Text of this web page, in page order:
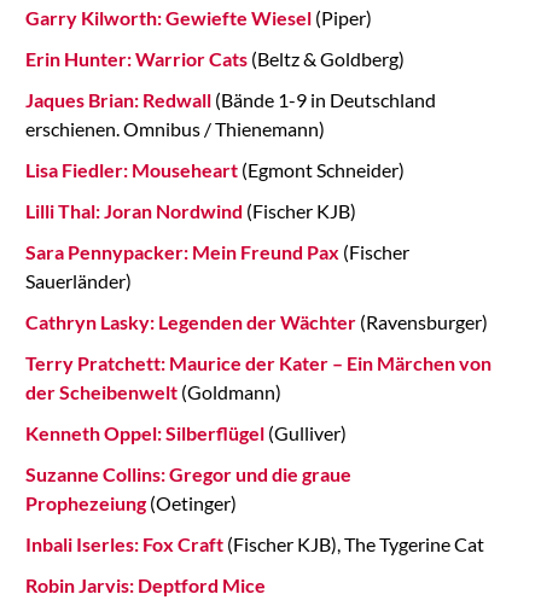
Garry Kilworth: Gewiefte Wiesel(Piper)
Erin Hunter: Warrior Cats(Beltz & Goldberg)
Jaques Brian: Redwall(Bände 1-9 in Deutschland
erschienen. Omnibus / Thienemann)
Lisa Fiedler: Mouseheart(Egmont Schneider)
Lilli Thal: Joran Nordwind (Fischer KJB)
Sara Pennypacker: Mein Freund Pax (Fischer
Sauerländer)
Cathryn Lasky: Legenden der Wächter (Ravensburger)
Terry Pratchett: Maurice der Kater – Ein Märchen von
der Scheibenwelt(Goldmann)
Kenneth Oppel: Silberflügel(Gulliver)
Suzanne Collins: Gregor und die graue
Prophezeiung(Oetinger)
Inbali Iserles: Fox Craft(Fischer KJB), The Tygerine Cat
Robin Jarvis: Deptford Mice